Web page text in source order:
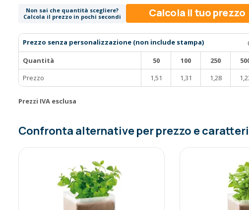
Non sai che quantità scegliere?
Calcola il prezzo in pochi secondi
Calcola il tuo prezzo
Prezzo senza personalizzazione (non include stampa)
Quantità
50 100 250
Prezzo
1,51 1,31 1,28
Prezzi IVA esclusa
Confronta alternative per prezzo e